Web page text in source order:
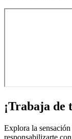
¡Trabaja de
Explora la
responsabilizarte